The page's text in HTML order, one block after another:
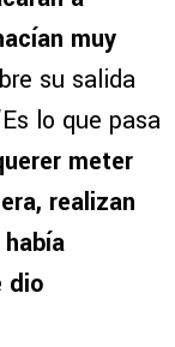
muy
su salida
lo que pasa
meter
realizan
dio